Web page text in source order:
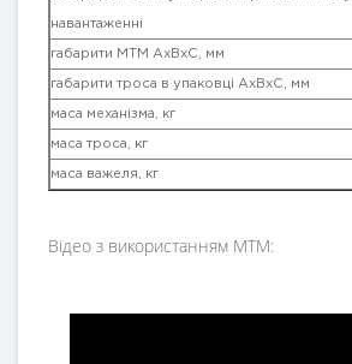
навантаженні
габарити МТМ AxBxC, мм
габарити троса в упаковці AxBxC, мм
маса механізма, кг
маса троса, кг
маса важеля, кг
Відео з використанням МТМ: